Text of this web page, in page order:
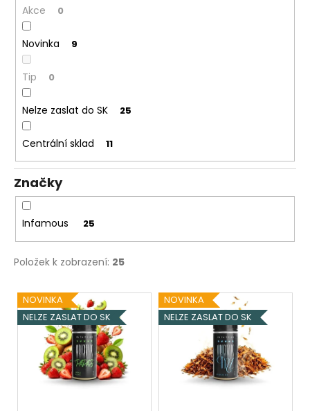
Akce 0
Novinka 9
Tip 0
Nelze zaslat do SK 25
Centrální sklad 11
Značky
Infamous 25
Položek k zobrazení: 25
V
ý
p
NOVINKA
NELZE ZASLAT DO SK
NOVINKA
NELZE ZASLAT DO SK
m
DEKANG
MENTOL
10ML
11MG
169
Původně:
195
Kč